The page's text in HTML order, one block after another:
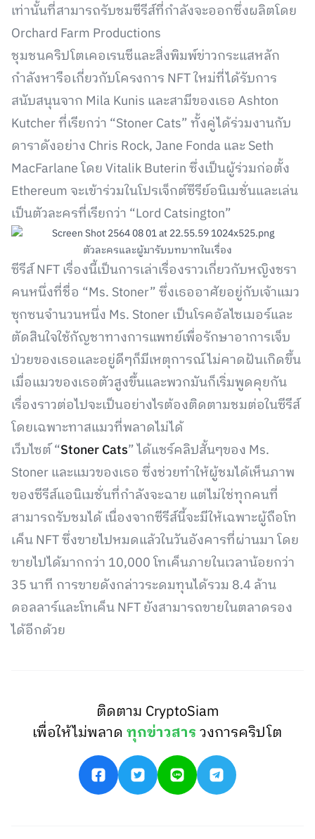
เท่านั้นที่สามารถรับชมซีรีส์ที่กำลังจะออกซึ่งผลิตโดย
Orchard Farm Productions
ชุมชนคริปโตเคอเรนซีและสิ่งพิมพ์ข่าวกระแสหลัก
กำลังหารือเกี่ยวกับโครงการ NFT ใหม่ที่ได้รับการ
สนับสนุนจาก Mila Kunis และสามีของเธอ Ashton
Kutcher ที่เรียกว่า “Stoner Cats” ทั้งคู่ได้ร่วมงานกับ
ดาราดังอย่าง Chris Rock, Jane Fonda และ Seth
MacFarlane โดย Vitalik Buterin ซึ่งเป็นผู้ร่วมก่อตั้ง
Ethereum จะเข้าร่วมในโปรเจ็กต์ซีรีย์อนิเมชั่นและเล่น
เป็นตัวละครที่เรียกว่า “Lord Catsington”
ตัวละครและผู้มารับบทบาทในเรื่อง
ซีรีส์ NFT เรื่องนี้เป็นการเล่าเรื่องราวเกี่ยวกับหญิงชรา
คนหนึ่งที่ชื่อ “Ms. Stoner” ซึ่งเธออาศัยอยู่กับเจ้าแมว
ซุกซนจำนวนหนึ่ง Ms. Stoner เป็นโรคอัลไซเมอร์และ
ตัดสินใจใช้กัญชาทางการแพทย์เพื่อรักษาอาการเจ็บ
ป่วยของเธอและอยู่ดีๆก็มีเหตุการณ์ไม่คาดฝันเกิดขึ้น
เมื่อแมวของเธอตัวสูงขึ้นและพวกมันก็เริ่มพูดคุยกัน
เรื่องราวต่อไปจะเป็นอย่างไรต้องติดตามชมต่อในซีรีส์
โดยเฉพาะทาสแมวที่พลาดไม่ได้
เว็บไซต์ “Stoner Cats” ได้แชร์คลิปสั้นๆของ Ms.
Stoner และแมวของเธอ ซึ่งช่วยทำให้ผู้ชมได้เห็นภาพ
ของซีรีส์แอนิเมชั่นที่กำลังจะฉาย แต่ไม่ใช่ทุกคนที่
สามารถรับชมได้ เนื่องจากซีรีส์นี้จะมีให้เฉพาะผู้ถือโท
เค็น NFT ซึ่งขายไปหมดแล้วในวันอังคารที่ผ่านมา โดย
ขายไปได้มากกว่า 10,000 โทเค็นภายในเวลาน้อยกว่า
35 นาที การขายดังกล่าวระดมทุนได้รวม 8.4 ล้าน
ดอลลาร์และโทเค็น NFT ยังสามารถขายในตลาดรอง
ได้อีกด้วย
ติดตาม CryptoSiam
เพื่อให้ไม่พลาดทุกข่าวสารวงการคริปโต